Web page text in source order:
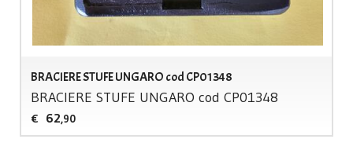
BRACIERE STUFE UNGARO cod CP01348
BRACIERE STUFE UNGARO cod CP01348
€ 62,90